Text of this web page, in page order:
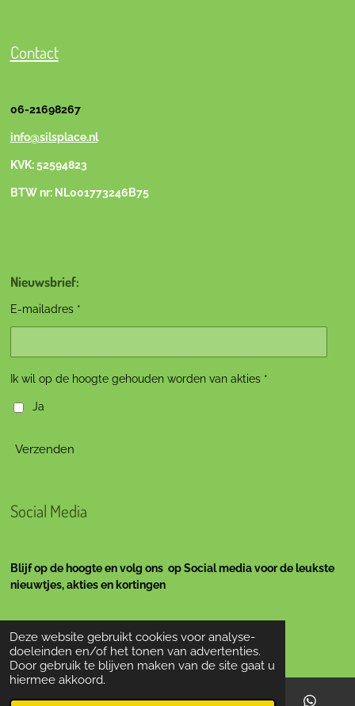
Deze website gebruikt cookies voor analyse-
doeleinden en/of het tonen van advertenties.
Door gebruik te blijven maken van de site gaat u
hiermee akkoord.
Contact
06-21698267
info@silsplace.nl
KVK: 52594823
BTW nr: NL001773246B75
Nieuwsbrief:
E-mailadres *
Ik wil op de hoogte gehouden worden van akties *
Ja
Verzenden
Social Media
Blijf op de hoogte en volg ons op Social media voor de leukste
nieuwtjes, akties en kortingen
F
a
I
n
Y
o